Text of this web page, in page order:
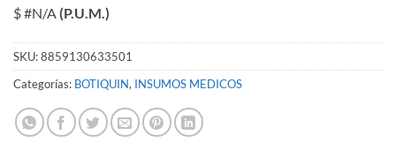
$ #N/A (P.U.M.)
SKU:8859130633501
Categorías: BOTIQUIN, INSUMOS MEDICOS